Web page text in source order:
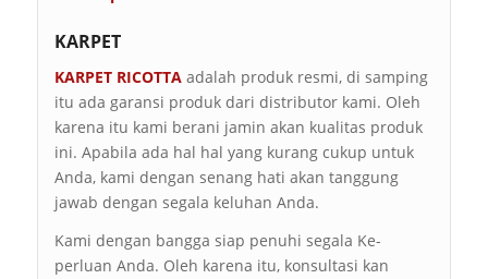
KARPET
KARPET RICOTTAadalah produk resmi, di samping
itu ada garansi produk dari distributor kami. Oleh
karena itu kami berani jamin akan kualitas produk
ini. Apabila ada hal hal yang kurang cukup untuk
Anda, kami dengan senang hati akan tanggung
jawab dengan segala keluhan Anda.
Kami dengan bangga siap penuhi segala Ke-
perluan Anda. Oleh karena itu, konsultasi kan